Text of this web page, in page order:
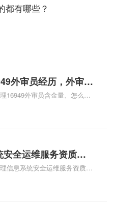
都有哪些？
外审员经历，外审员
16949外审员含金量、怎么才
TS16949:2009的外审员、我
安全运维服务资质二
信息系统安全运维服
信息系统安全运维服务资质认
哪些、安全运维服务资质的费